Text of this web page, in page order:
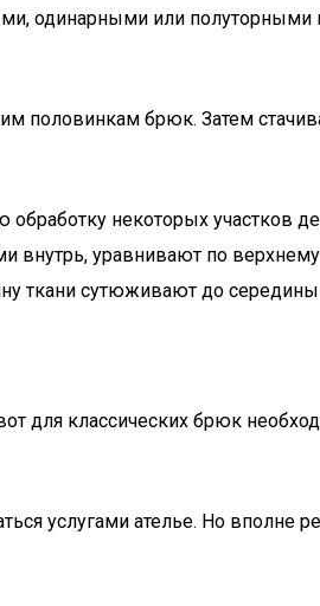
одинарными или
половинкам брюк. Затем
некоторых участков
уравнивают по
ткани сутюживают до
для классических брюк
услугами ателье. Но вполне